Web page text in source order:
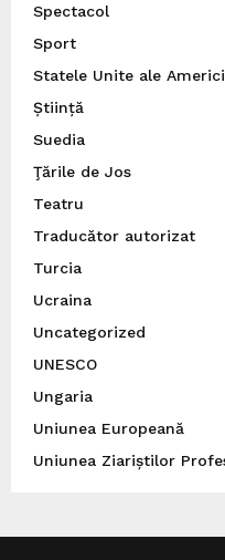
Spectacol
Sport
Statele Unite ale
Știință
Suedia
Ţările de Jos
Teatru
Traducător autorizat
Turcia
Ucraina
Uncategorized
UNESCO
Ungaria
Uniunea Europeană
Uniunea Ziariștilor